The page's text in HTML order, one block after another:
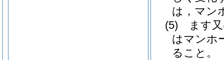
は，マン
(5)
ます
はマンホ
ること。